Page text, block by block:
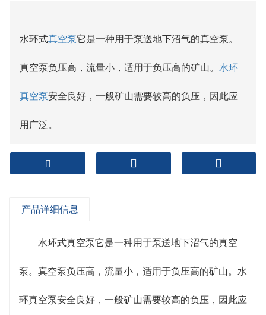
水环式真空泵它是一种用于泵送地下沼气的真空泵。
真空泵负压高，流量小，适用于负压高的矿山。 水环
真空泵安全良好，一般矿山需要较高的负压，因此应
用广泛。
水环泵初用作自吸水泵。由水环、吸气口、排气口、
内壁形成的水环。
在许多工业生产过程中，如真空过滤、真空引水、真
空给料、真空蒸发、真空浓度、真空回流、真空脱气
等，水环泵得到了广泛的应用。由于真空应用技术的
产品详细信息
水环式真空泵它是一种用于泵送地下沼气的真空
泵。真空泵负压高，流量小，适用于负压高的矿山。水
环真空泵安全良好，一般矿山需要较高的负压，因此应